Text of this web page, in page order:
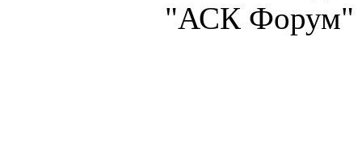
"АСК Форум"